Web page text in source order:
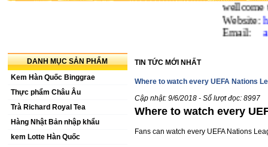
wellcome to
Website:
Email:
DANH MỤC SẢN PHẨM
Kem Hàn Quốc Binggrae
Thực phẩm Châu Âu
Trà Richard Royal Tea
Hàng Nhật Bản nhập khẩu
kem Lotte Hàn Quốc
TIN TỨC MỚI NHẤT
Where to watch every UEFA Nations
Cập nhật: 9/6/2018 - Số lượt đọc: 8997
Where to watch every
Fans can watch every UEFA Nations